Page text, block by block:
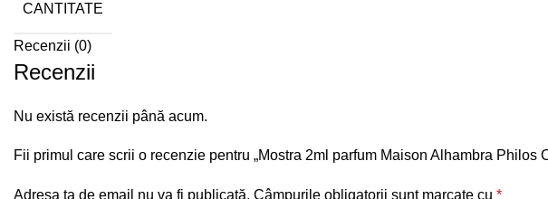
CANTITATE
Recenzii (0)
Recenzii
Nu există recenzii până acum.
Fii primul care scrii o recenzie pentru „Mostra 2ml parfum Maison Alhambra Philos
Adresa ta de email nu va fi publicată. Câmpurile obligatorii sunt marcate cu *